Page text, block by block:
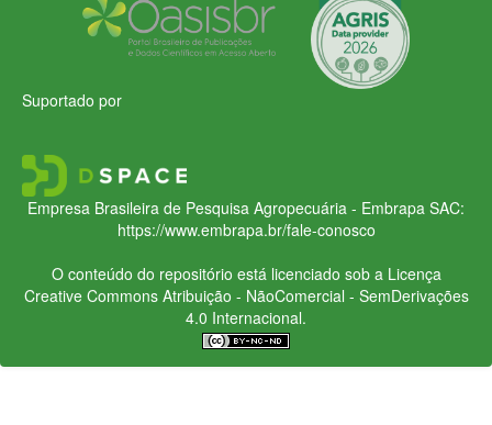
Suportado por
Empresa Brasileira de Pesquisa Agropecuária - Embrapa SAC:
https://www.embrapa.br/fale-conosco
O conteúdo do repositório está licenciado sob a Licença
Creative CommonsAtribuição - NãoComercial - SemDerivações
4.0 Internacional.